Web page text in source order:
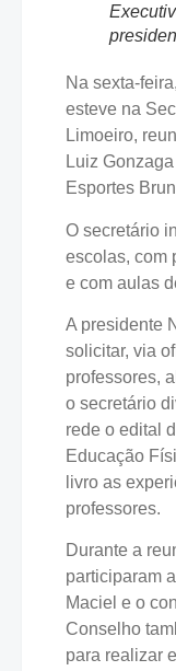
Na sexta-
esteve na
Limoeiro,
Luiz
Esportes
O secretário
escolas, com
e com aulas
A presidente
solicitar, via
professores,
o secretário
rede o edital
Educação
livro as
professores.
Durante a
participaram
Maciel e o
Conselho
para realizar